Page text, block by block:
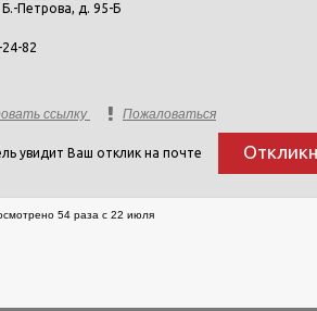
Б.-Петрова, д. 95-Б
82
ссылку Пожаловаться
увидит Ваш отклик на почте
54 раза с 22 июля